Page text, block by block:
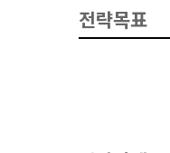
전략목표